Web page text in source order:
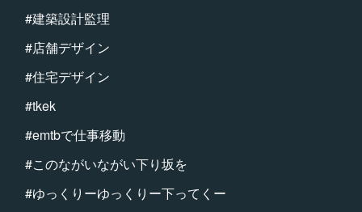
#建築設計監理
#店舗デザイン
#住宅デザイン
#tkek
#emtbで仕事移動
#このながいながい下り坂を
#ゆっくりーゆっくりー下ってくー